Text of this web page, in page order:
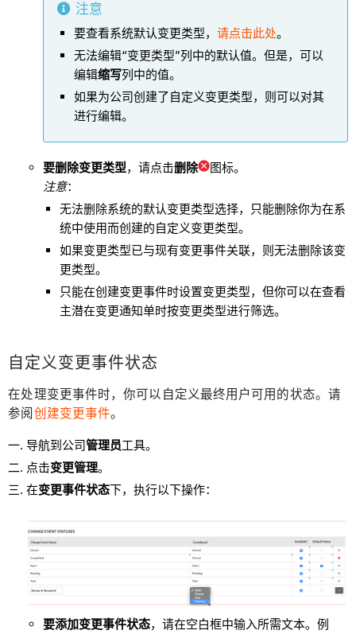
注意
要查看系统默认变更类型， 请点击此处。
无法编辑“变更类型”列中的默认值。但是，可以
编辑缩写列中的值。
如果为公司创建了自定义变更类型，则可以对其
进行编辑。
要删除变更类型，请点击删除
图标。
注意：
无法删除系统的默认变更类型选择，只能删除你为在系
统中使用而创建的自定义变更类型。
如果变更类型已与现有变更事件关联，则无法删除该变
更类型。
只能在创建变更事件时设置变更类型，但你可以在查看
主潜在变更通知单时按变更类型进行筛选。
自定义变更事件状态
在处理变更事件时，你可以自定义最终用户可用的状态。请
参阅 创建变更事件。
导航到公司管理员工具。
点击变更管理。
在变更事件状态下，执行以下操作：
要添加变更事件状态，请在空白框中输入所需文本。例